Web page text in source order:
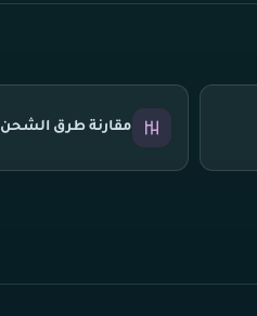
مقارنة طرق الشحن